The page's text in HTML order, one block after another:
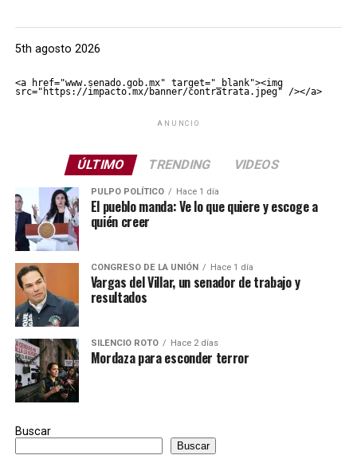
5th agosto 2026
<a href="www.senado.gob.mx" target="_blank"><img
src="https://impacto.mx/banner/contratrata.jpeg" /></a>
ANUNCIO
ÚLTIMO TRENDING VIDEOS
PULPO POLÍTICO Hace 1 día
El pueblo manda: Ve lo que quiere y escoge a
quién creer
CONGRESO DE LA UNIÓN Hace 1 día
Vargas del Villar, un senador de trabajo y
resultados
SILENCIO ROTO Hace 2 días
Mordaza para esconder terror
Buscar
Buscar